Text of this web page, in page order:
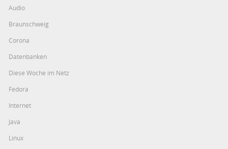
Audio
Braunschweig
Corona
Datenbanken
Diese Woche im Netz
Fedora
Internet
Java
Linux